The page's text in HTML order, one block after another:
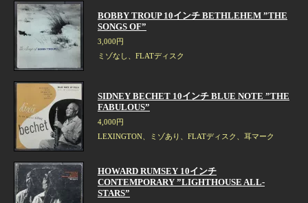
BOBBY TROUP 10インチ BETHLEHEM ”THE
SONGS OF”
3,000円
ミゾなし、FLATディスク
SIDNEY BECHET 10インチ BLUE NOTE ”THE
FABULOUS”
4,000円
LEXINGTON、ミゾあり、FLATディスク、耳マーク
HOWARD RUMSEY 10インチ
CONTEMPORARY ”LIGHTHOUSE ALL-
STARS”